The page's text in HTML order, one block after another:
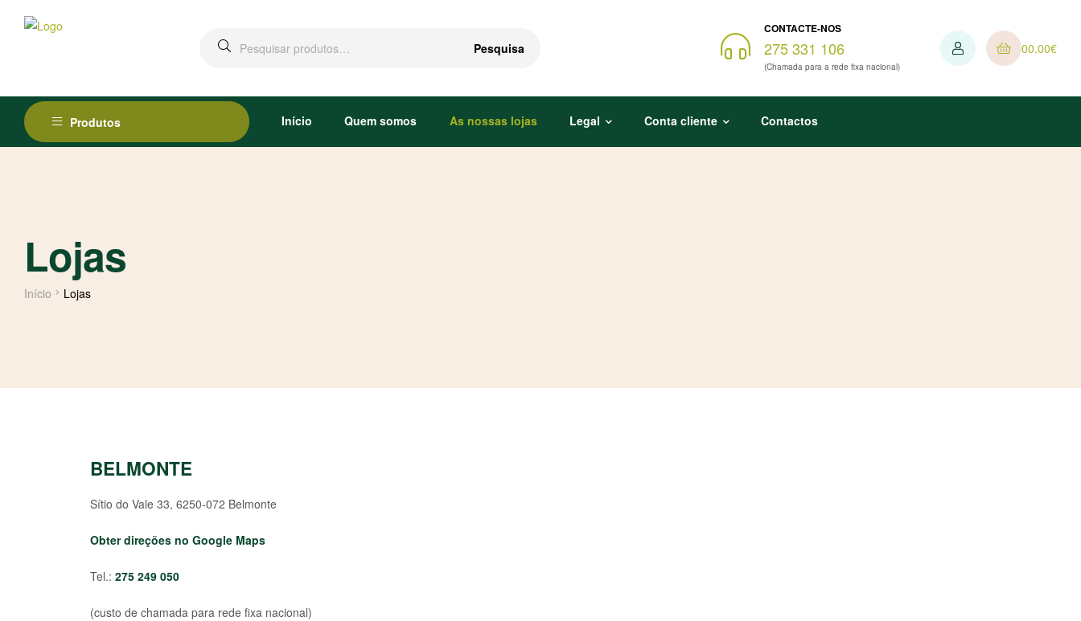
Pesquisa
CONTACTE-NOS
275 331 106
(Chamada para a rede fixa nacional)
00.00€
Produtos Início Quem somos As nossas lojas Legal Conta cliente Contactos
Lojas
Início Lojas
BELMONTE
Sítio do Vale 33, 6250-072 Belmonte
Obter direções no Google Maps
Tel.: 275 249 050
(custo de chamada para rede fixa nacional)